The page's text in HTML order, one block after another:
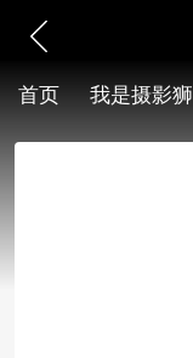
首页 我是摄影狮